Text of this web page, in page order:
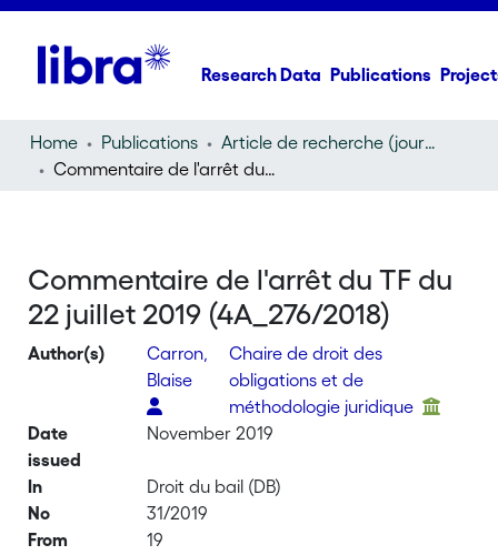
Research Data Publications
Home Publications
Article de recherche (journal article)
Commentaire de l'arrêt du TF du 22 juillet 2019 (4A_276/2018)
Commentaire de l'arrêt du TF du
22 juillet 2019 (4A_276/2018)
Author(s)
Carron,
Blaise
Chaire de droit des
obligations et de
méthodologie juridique
Date
issued
November 2019
In
Droit du bail (DB)
No
31/2019
From
19